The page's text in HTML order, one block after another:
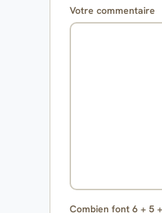
Votre commentaire
Combien font 6 + 5